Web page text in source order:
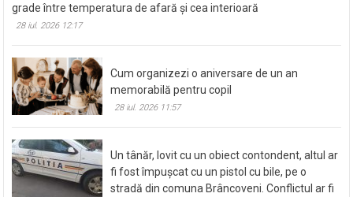
grade între temperatura de afară și cea interioară
28 iul. 2026 12:17
Cum organizezi o aniversare de un an
memorabilă pentru copil
28 iul. 2026 11:57
Un tânăr, lovit cu un obiect contondent, altul ar
fi fost împușcat cu un pistol cu bile, pe o
stradă din comuna Brâncoveni. Conflictul ar fi